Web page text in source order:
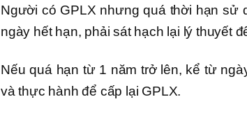
Người có GPLX nhưng quá thời hạn sử
ngày hết hạn, phải sát hạch lại lý thuyết
Nếu quá hạn từ 1 năm trở lên, kể từ
và thực hành để cấp lại GPLX.